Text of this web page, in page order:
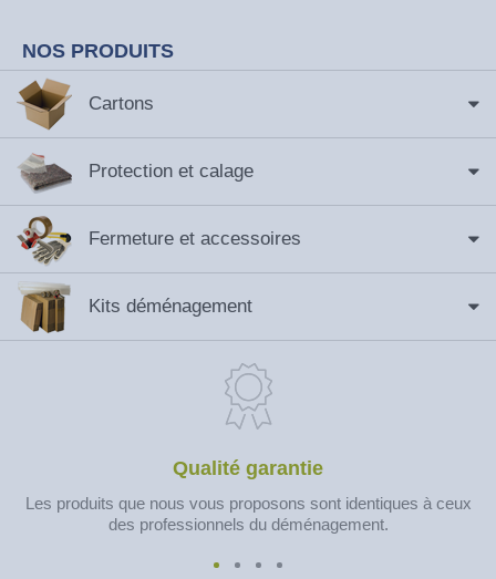
NOS PRODUITS
Cartons
Protection et calage
Fermeture et accessoires
Kits déménagement
Qualité garantie
Les produits que nous vous proposons sont identiques à ceux
des professionnels du déménagement.